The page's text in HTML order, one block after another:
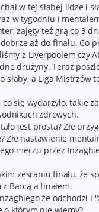
w tej słabej lidze i
w tygodniu i
zajęty też grą co 3
aż do finału. Co
z Liverpoolem
drużyny. Teraz
słaby, a Liga Mistrzów
się wydarzyło, takie
zdrowych.
jest prosta? Złe
Złe nastawienie
meczu przez
zesraniu finału, że
Barcą a finałem.
że odchodzi i